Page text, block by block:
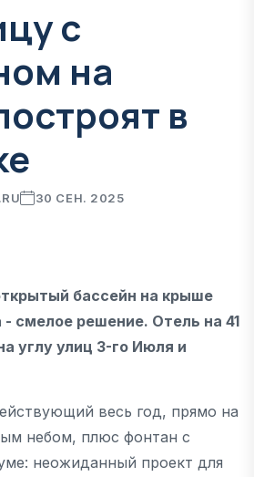
с
на
в
30 СЕН. 2025
бассейн на крыше
- смелое решение. Отель на 41
углу улиц 3-го Июля и
весь год, прямо на
небом, плюс фонтан с
неожиданный проект для